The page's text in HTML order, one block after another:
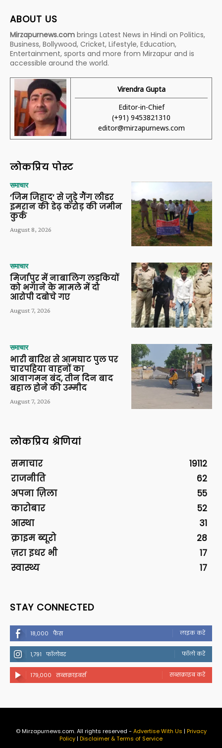
ABOUT US
Mirzapurnews.com brings Latest News in Hindi on Politics,
Business, Bollywood, Cricket, Lifestyle, Education,
Entertainment, sports and more from Mirzapur and is
accessible around the world.
Virendra Gupta
Editor-in-Chief
(+91) 9453821310
editor@mirzapurnews.com
लोकप्रिय पोस्ट
समाचार
‘जिम जिहाद’ से जुड़े गैंग लीडर
इमरान की डेढ़ करोड़ की जमीन
कुर्क
August 8, 2026
समाचार
मिर्जापुर में नाबालिग लड़कियों
को भगाने के मामले में दो
आरोपी दबोचे गए
August 7, 2026
समाचार
भारी बारिश से आमघाट पुल पर
चारपहिया वाहनों का
आवागमन बंद, तीन दिन बाद
बहाल होने की उम्मीद
August 7, 2026
लोकप्रिय श्रेणियां
समाचार
19112
राजनीति
62
अपना ज़िला
55
कारोबार
52
आस्था
31
क्राइम ब्यूरो
28
ज़रा इधर भी
17
स्वास्थ्य
17
STAY CONNECTED
18,000 फैंस लाइक करें
1,791 फॉलोवर फॉलो करें
179,000 सब्सक्राइबर्स सब्सक्राइब करें
© Mirzapurnews.com. All rights reserved - Advertise With Us | Privacy
Policy| Disclaimer & Terms of Service